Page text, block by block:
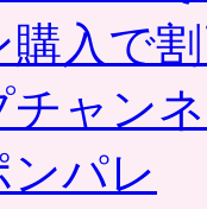
購入で
チャン
ンパレ